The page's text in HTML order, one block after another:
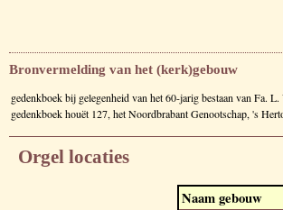
Bronvermelding van het (kerk)gebouw
gedenkboek bij gelegenheid van het 60-jarig bestaan van Fa.
gedenkboek houët 127, het Noordbrabant Genootschap, 's
Orgel locaties
Naam gebouw